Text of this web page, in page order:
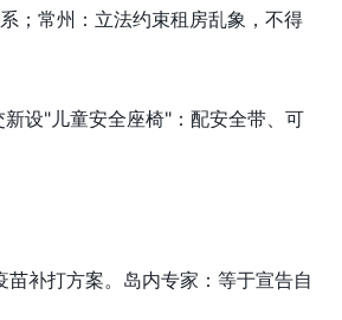
；常州：立法约束租房乱象，不得
设"儿童安全座椅"：配安全带、可
补打方案。岛内专家：等于宣告自